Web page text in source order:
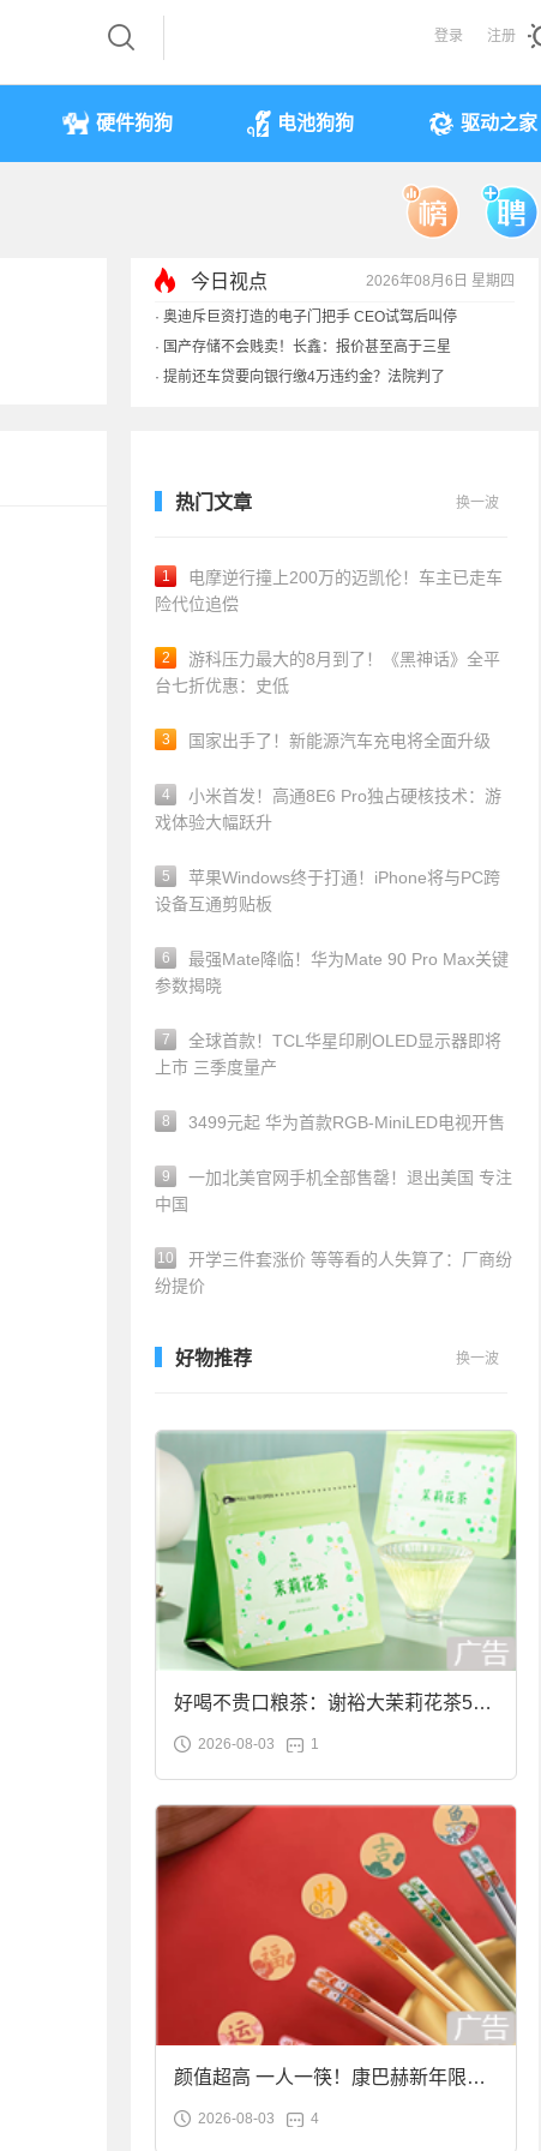
登录 注册
硬件狗狗 电池狗狗 驱动之家
今日视点 2026年08月6日 星期四
· 奥迪斥巨资打造的电子门把手 CEO试驾后叫停
· 国产存储不会贱卖！长鑫：报价甚至高于三星
· 提前还车贷要向银行缴4万违约金？法院判了
热门文章 换一波
1
电摩逆行撞上200万的迈凯伦！车主已走车
险代位追偿
2
游科压力最大的8月到了！《黑神话》全平
台七折优惠：史低
3 国家出手了！新能源汽车充电将全面升级
4
小米首发！高通8E6 Pro独占硬核技术：游
戏体验大幅跃升
5
苹果Windows终于打通！iPhone将与PC跨
设备互通剪贴板
6
最强Mate降临！华为Mate 90 Pro Max关键
参数揭晓
7
全球首款！TCL华星印刷OLED显示器即将
上市 三季度量产
8 3499元起 华为首款RGB-MiniLED电视开售
9
一加北美官网手机全部售罄！退出美国 专注
中国
10
开学三件套涨价 等等看的人失算了：厂商纷
纷提价
好物推荐 换一波
好喝不贵口粮茶：谢裕大茉莉花茶50g
袋装9.9元到手
2026-08-03 1
颜值超高 一人一筷！康巴赫新年限定
合金筷子大促：19.9元
2026-08-03 4